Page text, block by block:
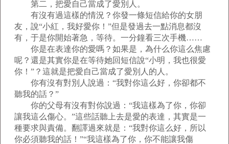
第二，把愛自己當成了愛別人。
有沒有過這樣的情況？你發一條短信給你的女朋
友，說“小紅，我好愛你！”但是發過去一點消息都沒
有，于是你開始著急，等待。一分鐘看三次手機……
你是在表達你的愛嗎？如果是，為什么你這么焦慮
呢？還是其實你是在等待她回短信說“小明，我也很愛
你！”？這就是把愛自己當成了愛別人的人。
你有沒有對別人說過：“我對你這么好，你卻都不
聽我的話？”
你的父母有沒有對你說過：“我這樣為了你，你卻
讓我這么傷心。”這些話聽上去是愛的表達，其實是一
種要求與責備。翻譯過來就是：“我對你這么好，所以
你必須聽我的話！”“我這樣為了你，你不能讓我傷